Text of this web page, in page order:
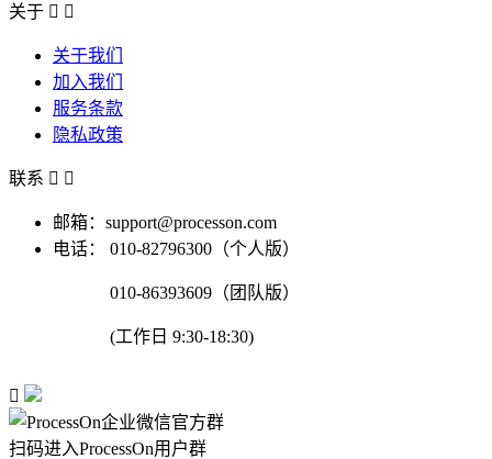
关于  
关于我们
加入我们
服务条款
隐私政策
联系  
邮箱：support@processon.com
电话：
010-82796300（个人版）
010-86393609（团队版）
(工作日 9:30-18:30)

扫码进入ProcessOn用户群